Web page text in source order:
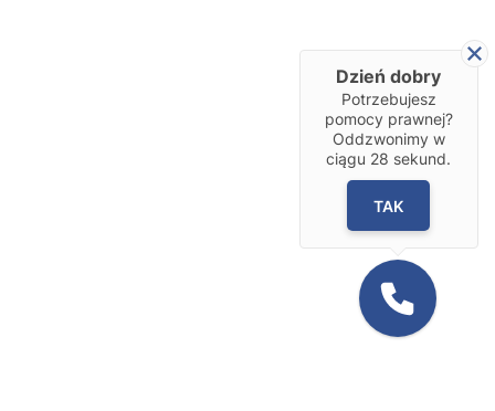
Dzień dobry
Potrzebujesz
pomocy prawnej?
Oddzwonimy w
ciągu 28 sekund.
TAK